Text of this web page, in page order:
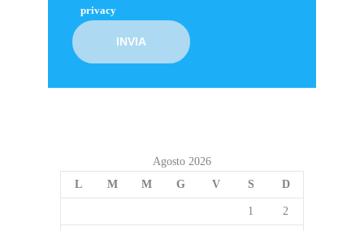
privacy
Agosto 2026
L
M M G V S D
1 2